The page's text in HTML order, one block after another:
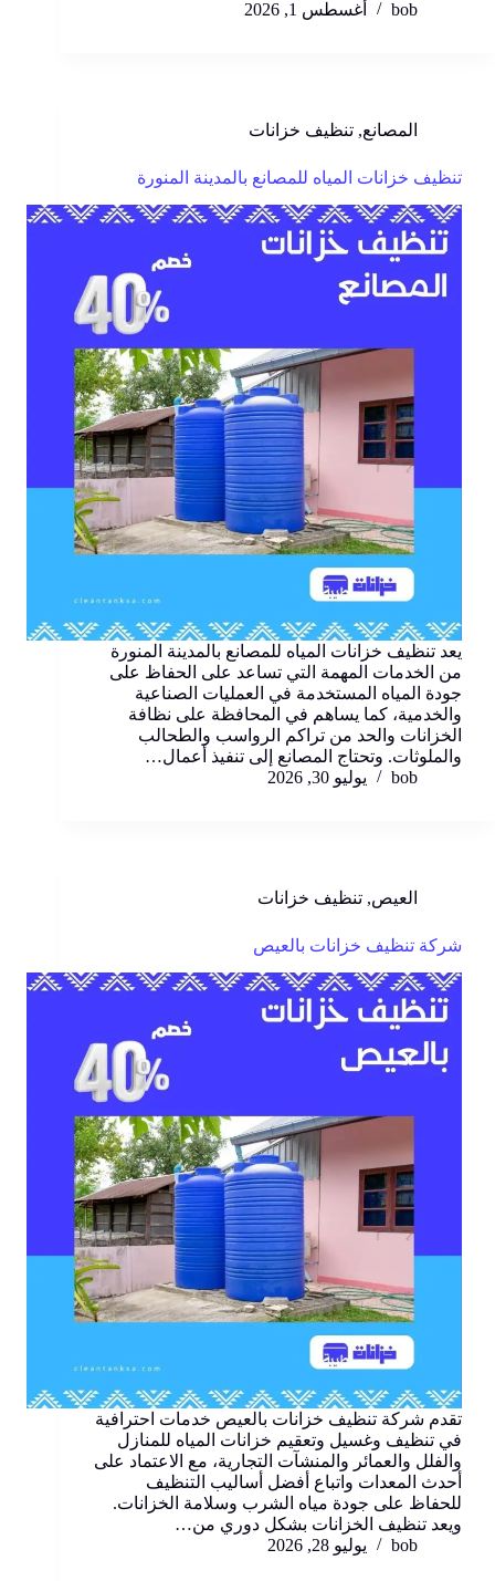
bob أغسطس 1, 2026
المصانع, تنظيف خزانات
تنظيف خزانات المياه للمصانع بالمدينة المنورة
يعد تنظيف خزانات المياه للمصانع بالمدينة المنورة
من الخدمات المهمة التي تساعد على الحفاظ على
جودة المياه المستخدمة في العمليات الصناعية
والخدمية، كما يساهم في المحافظة على نظافة
الخزانات والحد من تراكم الرواسب والطحالب
والملوثات. وتحتاج المصانع إلى تنفيذ أعمال…
bob
يوليو 30, 2026
العيص, تنظيف خزانات
شركة تنظيف خزانات بالعيص
تقدم شركة تنظيف خزانات بالعيص خدمات احترافية
في تنظيف وغسيل وتعقيم خزانات المياه للمنازل
والفلل والعمائر والمنشآت التجارية، مع الاعتماد على
أحدث المعدات واتباع أفضل أساليب التنظيف
للحفاظ على جودة مياه الشرب وسلامة الخزانات.
ويعد تنظيف الخزانات بشكل دوري من…
bob
يوليو 28, 2026